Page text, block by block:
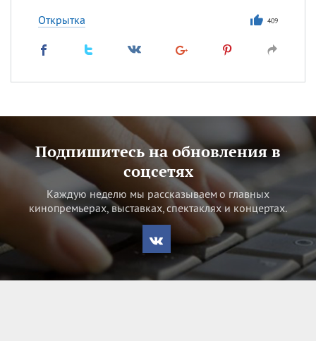
Открытка 409
Подпишитесь на обновления в
соцсетях
Каждую неделю мы рассказываем о главных
кинопремьерах, выставках, спектаклях и концертах.